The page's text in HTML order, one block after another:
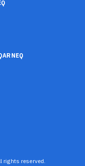
rights reserved.